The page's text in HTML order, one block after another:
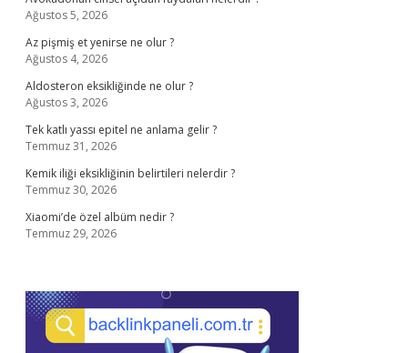
Ağustos 5, 2026
Az pişmiş et yenirse ne olur ?
Ağustos 4, 2026
Aldosteron eksikliğinde ne olur ?
Ağustos 3, 2026
Tek katlı yassı epitel ne anlama gelir ?
Temmuz 31, 2026
Kemik iliği eksikliğinin belirtileri nelerdir ?
Temmuz 30, 2026
Xiaomi’de özel albüm nedir ?
Temmuz 29, 2026